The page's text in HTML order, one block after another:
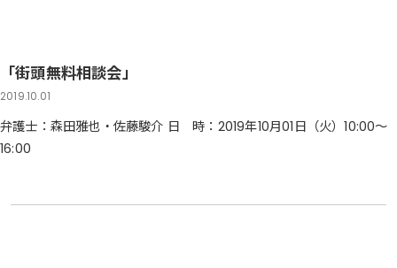
「街頭無料相談会」
2019.10.01
弁護士：森田雅也・佐藤駿介 日 時：2019年10月01日（火）10:00～
16:00